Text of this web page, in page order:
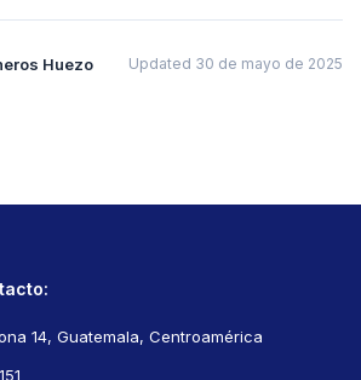
Huezo Updated 30 de mayo de 2025
14, Guatemala, Centroamérica